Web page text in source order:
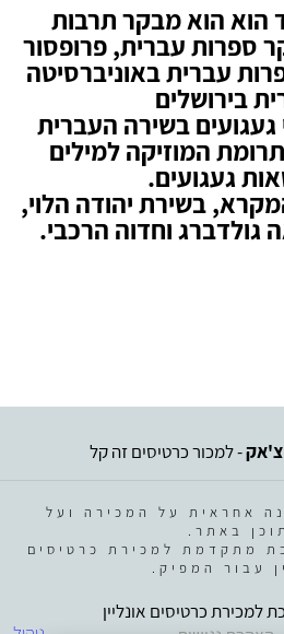
הוא הוא מבקר תרבות
ספרות עברית, פרופסור
עברית באוניברסיטה
בירושלים
געגועים בשירה העברית
המוזיקה למילים
געגועים.
בשירת יהודה הלוי,
גולדברג וחדוה הרכבי.
- למכור כרטיסים זה קל
אחראית על המכירה ועל
באתר.
מתקדמת למכירת כרטיסים
עבור המפיק.
למכירת כרטיסים אונליין